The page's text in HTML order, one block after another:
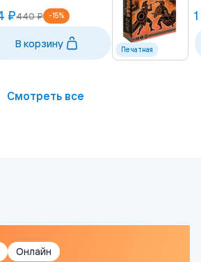
₽440 ₽ -15%
В корзину Печатная
Смотреть все
Онлайн